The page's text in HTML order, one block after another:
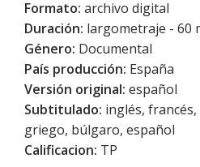
Formato: archivo digital
Duración: largometraje - 60
Género: Documental
País producción: España
Versión original: español
Subtitulado: inglés,
griego, búlgaro, español
Calificacion: TP